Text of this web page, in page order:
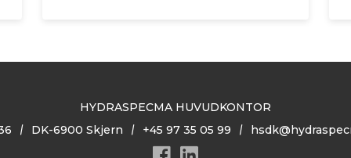
HYDRASPECMA HUVUDKONTOR
DK-6900 Skjern +45 97 35 05 99